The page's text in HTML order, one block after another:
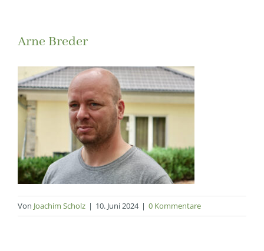
Arne Breder
Von Joachim Scholz | 10. Juni 2024 | 0 Kommentare